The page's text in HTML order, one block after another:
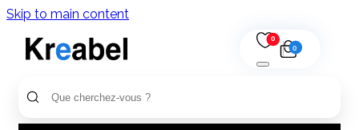
Skip to main content
0
0